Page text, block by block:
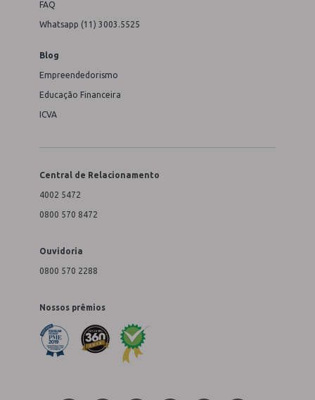
FAQ
Whatsapp (11) 3003.5525
Blog
Empreendedorismo
Educação Financeira
ICVA
Central de Relacionamento
4002 5472
0800 570 8472
Ouvidoria
0800 570 2288
Nossos prêmios